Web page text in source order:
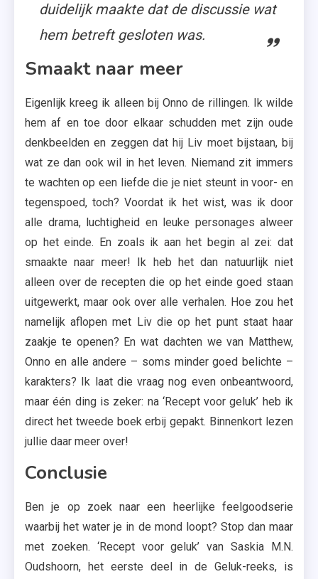
duidelijk maakte dat de discussie wat
hem betreft gesloten was.
Smaakt naar meer
Eigenlijk kreeg ik alleen bij Onno de rillingen. Ik wilde
hem af en toe door elkaar schudden met zijn oude
denkbeelden en zeggen dat hij Liv moet bijstaan, bij
wat ze dan ook wil in het leven. Niemand zit immers
te wachten op een liefde die je niet steunt in voor- en
tegenspoed, toch? Voordat ik het wist, was ik door
alle drama, luchtigheid en leuke personages alweer
op het einde. En zoals ik aan het begin al zei: dat
smaakte naar meer! Ik heb het dan natuurlijk niet
alleen over de recepten die op het einde goed staan
uitgewerkt, maar ook over alle verhalen. Hoe zou het
namelijk aflopen met Liv die op het punt staat haar
zaakje te openen? En wat dachten we van Matthew,
Onno en alle andere – soms minder goed belichte –
karakters? Ik laat die vraag nog even onbeantwoord,
maar één ding is zeker: na ‘Recept voor geluk’ heb ik
direct het tweede boek erbij gepakt. Binnenkort lezen
jullie daar meer over!
Conclusie
Ben je op zoek naar een heerlijke feelgoodserie
waarbij het water je in de mond loopt? Stop dan maar
met zoeken. ‘Recept voor geluk’ van Saskia M.N.
Oudshoorn, het eerste deel in de Geluk-reeks, is